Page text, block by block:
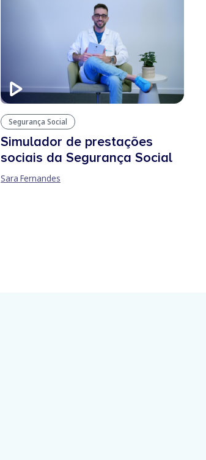
Segurança Social
Simulador de prestações
sociais da Segurança Social
Sara Fernandes